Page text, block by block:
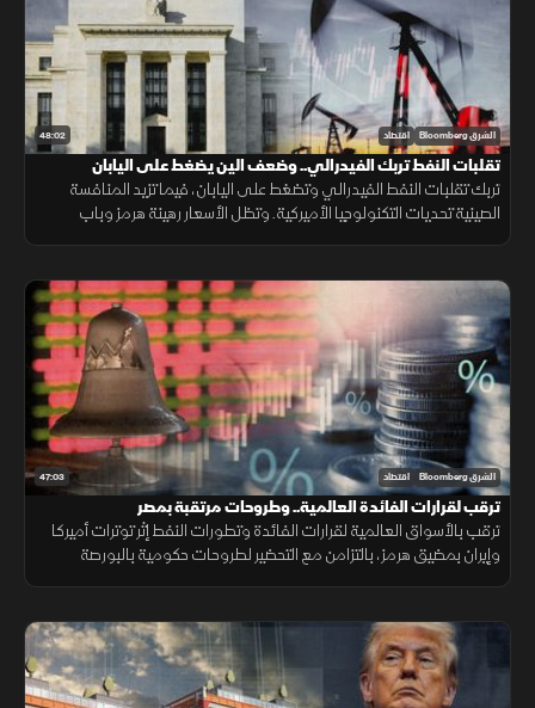
48:02 الشرق Bloomberg اقتصاد
تقلبات النفط تربك الفيدرالي.. وضعف الين يضغط على اليابان
تربك تقلبات النفط الفيدرالي وتضغط على اليابان، فيما تزيد المنافسة
الصينية تحديات التكنولوجيا الأميركية. وتظل الأسعار رهينة هرمز وباب
47:03 الشرق Bloomberg اقتصاد
ترقب لقرارات الفائدة العالمية.. وطروحات مرتقبة بمصر
ترقب بالأسواق العالمية لقرارات الفائدة وتطورات النفط إثر توترات أميركا
وإيران بمضيق هرمز، بالتزامن مع التحضير لطروحات حكومية بالبورصة